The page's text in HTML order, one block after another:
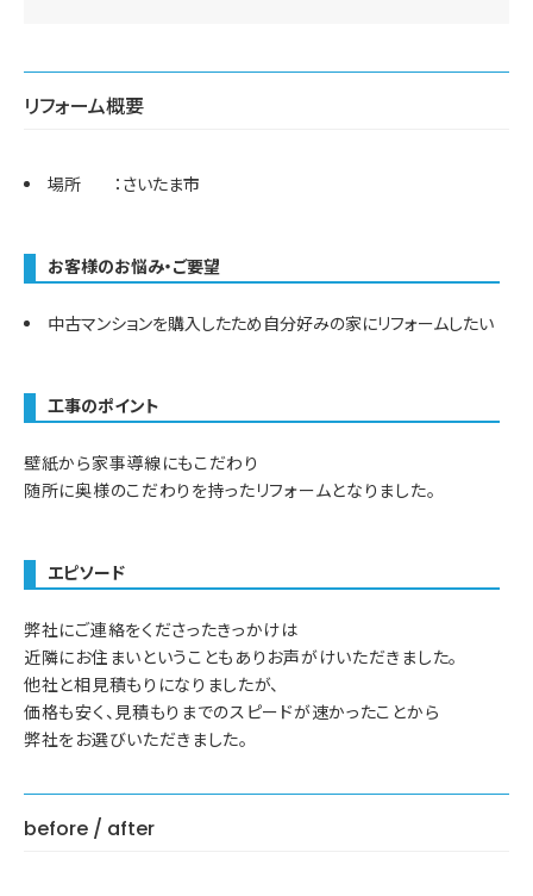
リフォーム概要
場所 ：さいたま市
お客様のお悩み・ご要望
中古マンションを購入したため自分好みの家にリフォームしたい
工事のポイント
壁紙から家事導線にもこだわり
随所に奥様のこだわりを持ったリフォームとなりました。
エピソード
弊社にご連絡をくださったきっかけは
近隣にお住まいということもありお声がけいただきました。
他社と相見積もりになりましたが、
価格も安く、見積もりまでのスピードが速かったことから
弊社をお選びいただきました。
before / after